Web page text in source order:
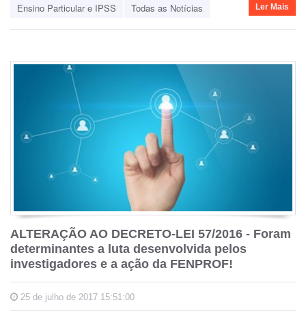
Ensino Particular e IPSS
Todas as Notícias Ler Mais
ALTERAÇÃO AO DECRETO-LEI 57/2016 - Foram
determinantes a luta desenvolvida pelos
investigadores e a ação da FENPROF!
25 de julho de 2017 15:51:00